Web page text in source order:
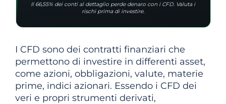
Il 66,55% dei conti al dettaglio perde denaro con i CFD. Valuta i
rischi prima di investire.
I CFD sono dei contratti finanziari che
permettono di investire in differenti asset,
come azioni, obbligazioni, valute, materie
prime, indici azionari. Essendo i CFD dei
veri e propri strumenti derivati,